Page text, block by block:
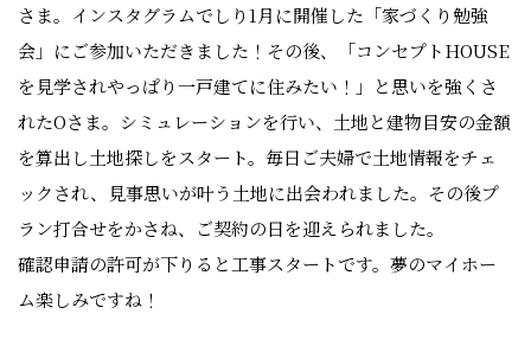
さま。インスタグラムでしり1月に開催した「家づくり勉強
会」にご参加いただきました！その後、「コンセプトHOUSE
を見学されやっぱり一戸建てに住みたい！」と思いを強くさ
れたOさま。シミュレーションを行い、土地と建物目安の金額
を算出し土地探しをスタート。毎日ご夫婦で土地情報をチェ
ックされ、見事思いが叶う土地に出会われました。その後プ
ラン打合せをかさね、ご契約の日を迎えられました。
確認申請の許可が下りると工事スタートです。夢のマイホー
ム楽しみですね！